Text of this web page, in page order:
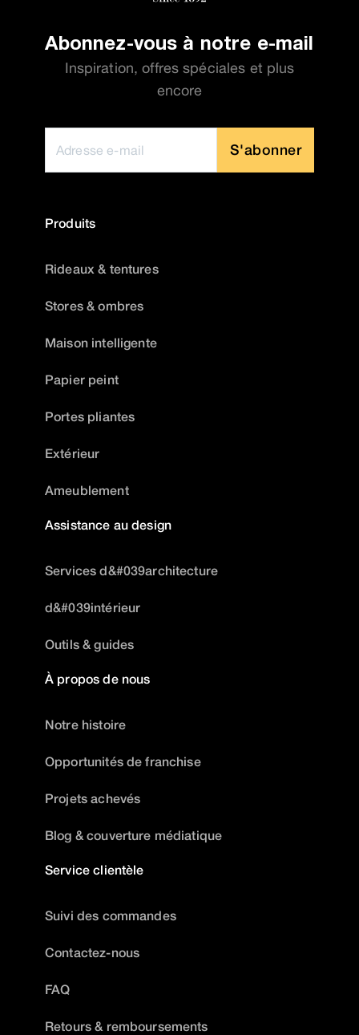
Abonnez-vous à notre e-mail
Inspiration, offres spéciales et plus
encore
S'abonner
Produits
Rideaux & tentures
Stores & ombres
Maison intelligente
Papier peint
Portes pliantes
Extérieur
Ameublement
Assistance au design
Services d&#039architecture
d&#039intérieur
Outils & guides
À propos de nous
Notre histoire
Opportunités de franchise
Projets achevés
Blog & couverture médiatique
Service clientèle
Suivi des commandes
Contactez-nous
FAQ
Retours & remboursements